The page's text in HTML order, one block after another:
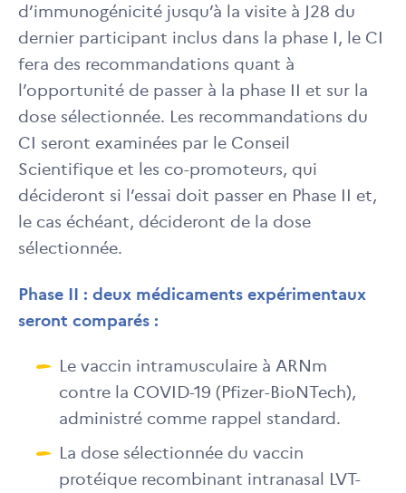
d’immunogénicité jusqu’à la visite à J28 du
dernier participant inclus dans la phase I, le CI
fera des recommandations quant à
l’opportunité de passer à la phase II et sur la
dose sélectionnée. Les recommandations du
CI seront examinées par le Conseil
Scientifique et les co-promoteurs, qui
décideront si l’essai doit passer en Phase II et,
le cas échéant, décideront de la dose
sélectionnée.
Phase II : deux médicaments expérimentaux
seront comparés :
Le vaccin intramusculaire à ARNm
contre la COVID-19 (Pfizer-BioNTech),
administré comme rappel standard.
La dose sélectionnée du vaccin
protéique recombinant intranasal LVT-